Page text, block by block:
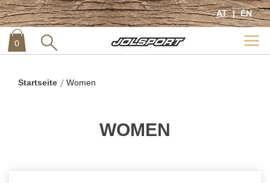
AT EN
00 item
Startseite Women
WOMEN